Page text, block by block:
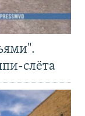
слёта